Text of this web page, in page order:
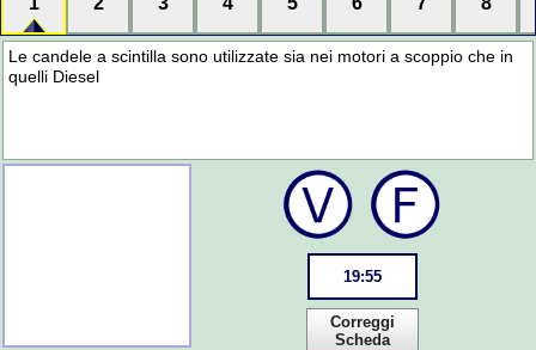
Le candele a scintilla sono utilizzate sia nei motori a scoppio che in
quelli Diesel
19:55
Correggi
Scheda